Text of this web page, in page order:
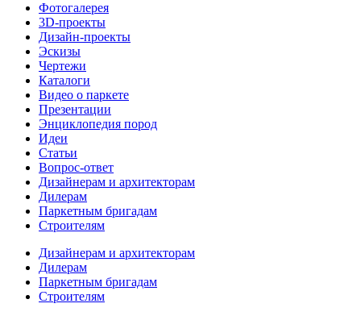
Фотогалерея
3D-проекты
Дизайн-проекты
Эскизы
Чертежи
Каталоги
Видео о паркете
Презентации
Энциклопедия пород
Идеи
Статьи
Вопрос-ответ
Дизайнерам и архитекторам
Дилерам
Паркетным бригадам
Строителям
Дизайнерам и архитекторам
Дилерам
Паркетным бригадам
Строителям